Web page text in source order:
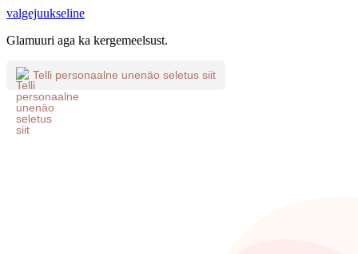
valgejuukseline
Glamuuri aga ka kergemeelsust.
Telli personaalne unenäo seletus siit